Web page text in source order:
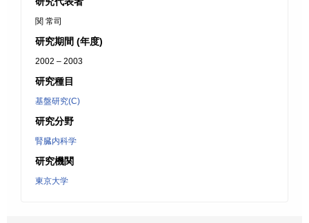
関 常司
研究期間 (年度)
2002 – 2003
研究種目
基盤研究(C)
研究分野
腎臓内科学
研究機関
東京大学